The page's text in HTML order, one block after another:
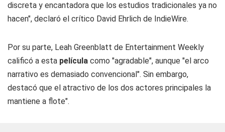
discreta y encantadora que los estudios tradicionales ya no
hacen", declaró el crítico David Ehrlich de IndieWire.
Por su parte, Leah Greenblatt de Entertainment Weekly
calificó a esta película como "agradable", aunque "el arco
narrativo es demasiado convencional". Sin embargo,
destacó que el atractivo de los dos actores principales la
mantiene a flote".